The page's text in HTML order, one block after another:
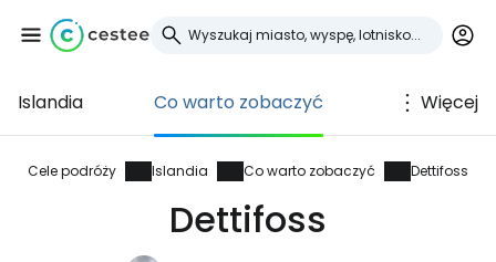
Islandia Co warto zobaczyć Więcej
Cele podróży Islandia Co warto zobaczyć Dettifoss
Dettifoss
Zaloguj się do
Cestee
... światowej społeczności podróżniczej